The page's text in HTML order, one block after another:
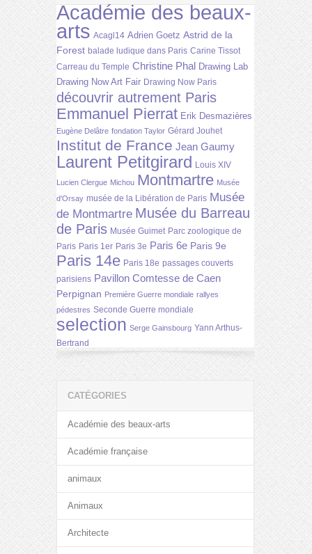
Académie des beaux-
arts Acagl14 Adrien Goetz Astrid de la
Forest balade ludique dans Paris Carine Tissot
Carreau du Temple Christine Phal Drawing Lab
Drawing Now Art Fair Drawing Now Paris
découvrir autrement Paris
Emmanuel Pierrat Erik Desmazières
Eugène Delâtre fondation Taylor Gérard Jouhet
Institut de France Jean Gaumy
Laurent Petitgirard Louis XIV
Lucien Clergue Michou Montmartre Musée
d'Orsay musée de la Libération de Paris Musée
de Montmartre Musée du Barreau
de Paris Musée Guimet Parc zoologique de
Paris Paris 1er Paris 3e Paris 6e Paris 9e
Paris 14e Paris 18e passages couverts
parisiens Pavillon Comtesse de Caen
Perpignan Première Guerre mondiale rallyes
pédestres Seconde Guerre mondiale
selection Serge Gainsbourg Yann Arthus-
Bertrand
CATÉGORIES
Académie des beaux-arts
Académie française
animaux
Animaux
Architecte